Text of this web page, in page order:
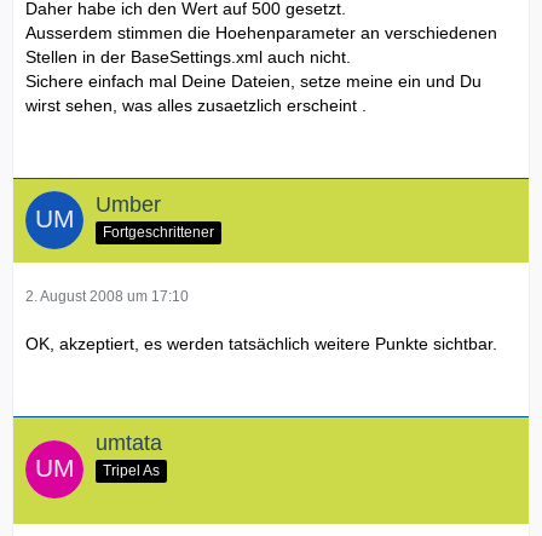
Daher habe ich den Wert auf 500 gesetzt.
Ausserdem stimmen die Hoehenparameter an verschiedenen
Stellen in der BaseSettings.xml auch nicht.
Sichere einfach mal Deine Dateien, setze meine ein und Du
wirst sehen, was alles zusaetzlich erscheint .
Umber
Fortgeschrittener
2. August 2008 um 17:10
OK, akzeptiert, es werden tatsächlich weitere Punkte sichtbar.
umtata
Tripel As